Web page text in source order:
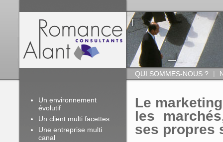
QUI SOMMES-NOUS ? |
Un environnement
évolutif
Un client multi facettes
Une entreprise multi
canal
Le
les
ses propres